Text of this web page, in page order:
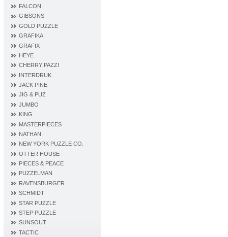
FALCON
GIBSONS
GOLD PUZZLE
GRAFIKA
GRAFIX
HEYE
CHERRY PAZZI
INTERDRUK
JACK PINE
JIG & PUZ
JUMBO
KING
MASTERPIECES
NATHAN
NEW YORK PUZZLE CO.
OTTER HOUSE
PIECES & PEACE
PUZZELMAN
RAVENSBURGER
SCHMIDT
STAR PUZZLE
STEP PUZZLE
SUNSOUT
TACTIC